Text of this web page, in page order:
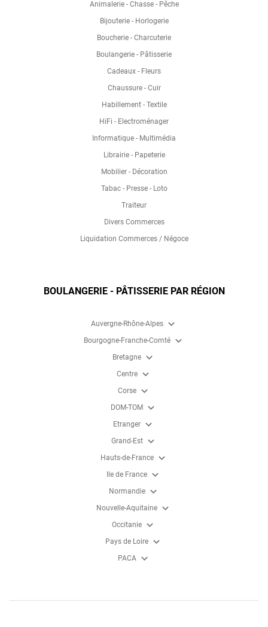
Animalerie - Chasse - Pêche
Bijouterie - Horlogerie
Boucherie - Charcuterie
Boulangerie - Pâtisserie
Cadeaux - Fleurs
Chaussure - Cuir
Habillement - Textile
HiFi - Electroménager
Informatique - Multimédia
Librairie - Papeterie
Mobilier - Décoration
Tabac - Presse - Loto
Traiteur
Divers Commerces
Liquidation Commerces / Négoce
BOULANGERIE - PÂTISSERIE PAR RÉGION
Auvergne-Rhône-Alpes expand_more
Bourgogne-Franche-Comté expand_more
Bretagne expand_more
Centre expand_more
Corse expand_more
DOM-TOM expand_more
Etranger expand_more
Grand-Est expand_more
Hauts-de-France expand_more
Ile de France expand_more
Normandie expand_more
Nouvelle-Aquitaine expand_more
Occitanie expand_more
Pays de Loire expand_more
PACA expand_more